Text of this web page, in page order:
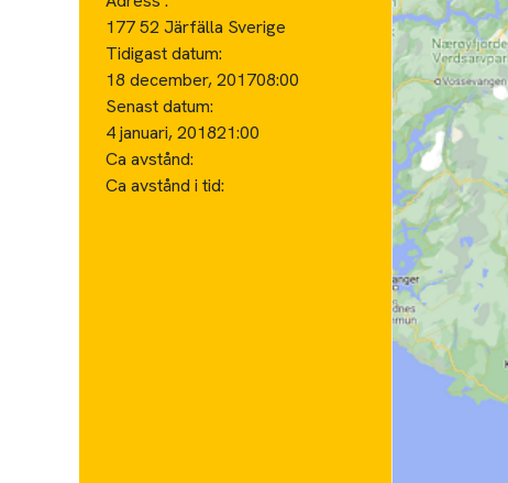
177 52 Järfälla Sverige
Tidigast datum:
18 december, 201708:00
Senast datum:
4 januari, 201821:00
Ca avstånd:
Ca avstånd i tid: